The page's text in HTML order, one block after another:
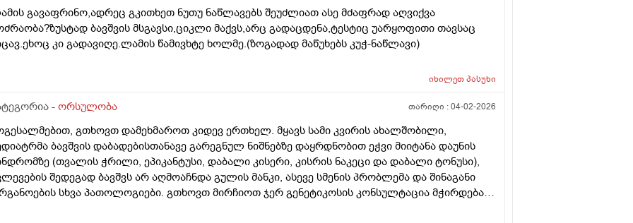
გავაფრინო,ადრეც გკითხეთ ნუთუ ნაწლავებს შეუძლიათ ასე მძაფრად აღვიქვა
ბავშვის მსგავსი,ციკლი მაქვს,არც გადაცდენა,ტესტიც უარყოფითი თავსაც
კი გადავიღე.ლამის წამივხტე ხოლმე.(ზოგადად მაწუხებს კუჭ-ნაწლავი)
იხილეთპასუხი
- ორსულობა თარიღი :04-02-2026
გთხოვთ დამეხმაროთ კიდევ ერთხელ. მყავს სამი კვირის ახალშობილი,
ბავშვის დაბადებისთანავე გარეგნულ ნიშნებზე დაყრდნობით ეჭვი მიიტანა დაუნის
(თვალის ჭრილი, ეპიკანტუსი, დაბალი კისერი, კისრის ნაკეცი და დაბალი ტონუსი),
შედეგად ბავშვს არ აღმოაჩნდა გულის მანკი, ასევე სმენის პრობლემა და შინაგანი
სხვა პათოლოგიები. გთხოვთ მირჩიოთ ჯერ გენეტიკოსის კონსულტაცია მჭირდება